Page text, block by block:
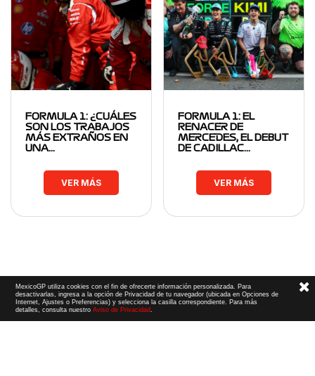
FORMULA 1: ¿CUÁLES
SON LOS TRABAJOS
MÁS EXTRAÑOS EN
UNA…
VER MÁS
FORMULA 1: EL
RENACER DE
MERCEDES, EL DEBUT
DE CADILLAC…
VER MÁS
MexicoGP utiliza cookies con el fin de ofrecerte información personalizada. Para
desactivarlas, ingresa a la opción de Privacidad de tu navegador (ubicada en Opciones de
Internet, Ajustes o Preferencias) y selecciona la casilla correspondiente. Para más
detalles, consulta nuestroAviso de Privacidad.